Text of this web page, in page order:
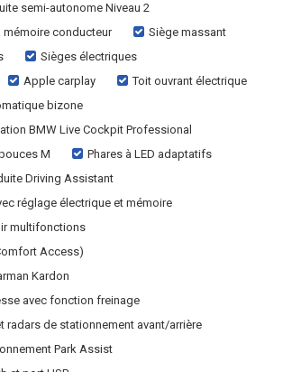
semi-autonome Niveau 2
mémoire conducteur
Siège massant
Sièges électriques
Apple carplay
Toit ouvrant électrique
bizone
BMW Live Cockpit Professional
M
Phares à LED adaptatifs
Driving Assistant
réglage électrique et mémoire
multifonctions
Access)
Kardon
avec fonction freinage
radars de stationnement avant/arrière
Park Assist